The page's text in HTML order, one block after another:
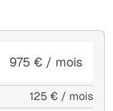
975 € / mois
125 € / mois